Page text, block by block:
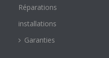
Réparations
installations
Garanties